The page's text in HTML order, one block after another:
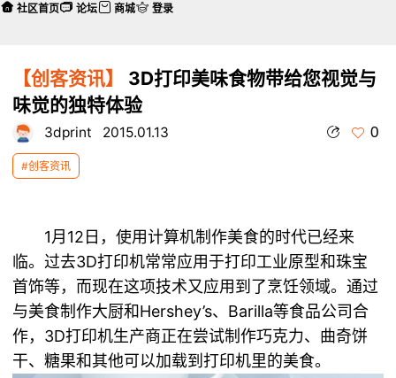
【创客资讯】
3D打印美味食物带给您视觉与
味觉的独特体验
3dprint 2015.01.13 0
#创客资讯
1月12日，使用计算机制作美食的时代已经来
临。过去3D打印机常常应用于打印工业原型和珠宝
首饰等，而现在这项技术又应用到了烹饪领域。通过
与美食制作大厨和Hershey’s、Barilla等食品公司合
作，3D打印机生产商正在尝试制作巧克力、曲奇饼
干、糖果和其他可以加载到打印机里的美食。
社区首页 论坛 商城 登录